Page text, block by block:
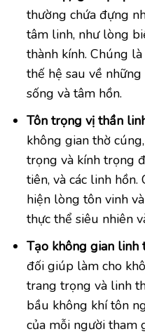
thường chứa đựng
tâm linh, như lòng
thành kính. Chúng
thế hệ sau về
sống và tâm hồn.
Tôn trọng vị thần
không gian thờ
trọng và kính trọng
tiên, và các linh
hiện lòng tôn vinh
thực thể siêu nhiên
Tạo không gian
đối giúp làm cho
trang trọng và linh
bầu không khí tôn
của mỗi người tham